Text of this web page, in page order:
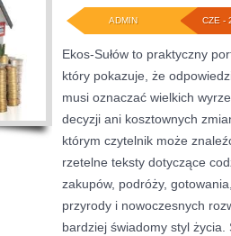
CZE -
ADMIN
Ekos-Sułów to praktyczny
który pokazuje, że
musi oznaczać wielkich
decyzji ani kosztownych
którym czytelnik może
rzetelne teksty dotyczące
zakupów, podróży,
przyrody i nowoczesnych
bardziej świadomy styl życia.